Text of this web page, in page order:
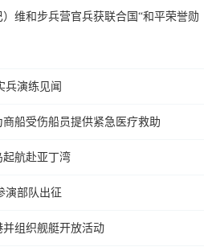
维和步兵营官兵获联合国“和平荣誉勋
兵演练见闻
船受伤船员提供紧急医疗救助
起航赴亚丁湾
演部队出征
组织舰艇开放活动